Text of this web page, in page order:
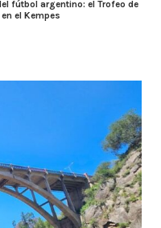
fútbol argentino: el Trofeo de
el Kempes